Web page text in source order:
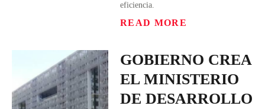
eficiencia.
READ MORE
GOBIERNO CREA
EL MINISTERIO
DE DESARROLLO